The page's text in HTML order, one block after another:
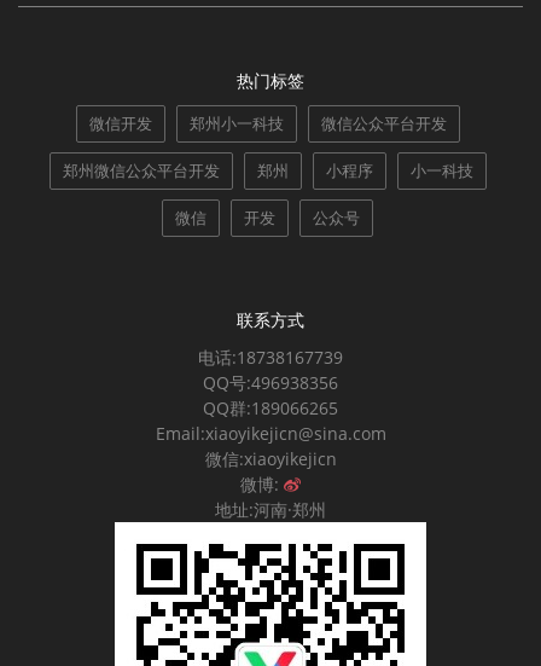
热门标签
微信开发 郑州小一科技 微信公众平台开发
郑州微信公众平台开发 郑州 小程序 小一科技
微信 开发 公众号
联系方式
电话:18738167739
QQ号:496938356
QQ群:189066265
Email:xiaoyikejicn@sina.com
微信:xiaoyikejicn
微博:
地址:河南·郑州